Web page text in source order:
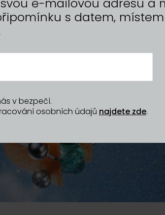
s datem,
v bezpečí.
osobních údajů najdete zde.